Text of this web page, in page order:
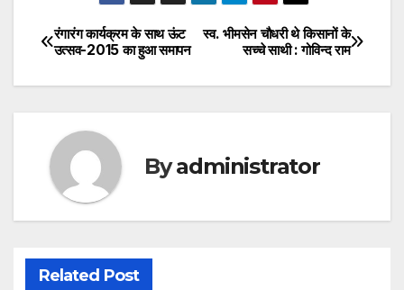
Post
navigation
स्व. भीमसेन चौधरी थे किसानों के
सच्चे साथी : गोविन्द राम
रंगारंग कार्यक्रम के साथ ऊंट
उत्सव-2015 का हुआ समापन
Byadministrator
Related Post